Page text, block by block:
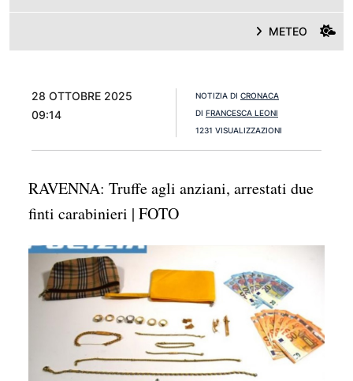
METEO
28 OTTOBRE 2025
09:14
NOTIZIA DI CRONACA
DI FRANCESCA LEONI
1231 VISUALIZZAZIONI
RAVENNA: Truffe agli anziani, arrestati due
finti carabinieri | FOTO